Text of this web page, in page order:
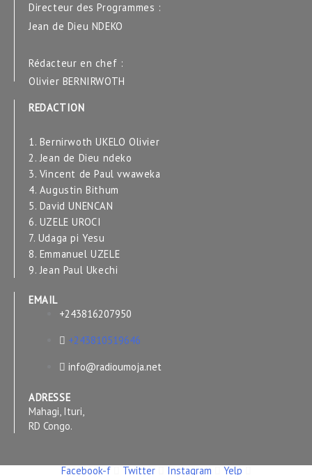
Directeur des Programmes :
Jean de Dieu NDEKO
Rédacteur en chef :
Olivier BERNIRWOTH
REDACTION
1. Bernirwoth UKELO Olivier
2. Jean de Dieu ndeko
3. Vincent de Paul vwaweka
4. Augustin Bithum
5. David UNENCAN
6. UZELE UROCI
7. Udaga pi Yesu
8. Emmanuel UZELE
9. Jean Paul Ukechi
EMAIL
+243816207950
+243810519646
info@radioumoja.net
ADRESSE
Mahagi, Ituri,
RD Congo.
Facebook-f Twitter Instagram Yelp